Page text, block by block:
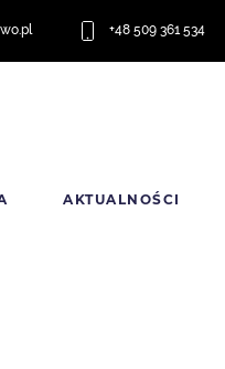
+48 509 361 534
AKTUALNOŚCI